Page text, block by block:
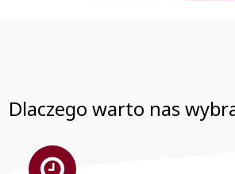
Dlaczego warto nas